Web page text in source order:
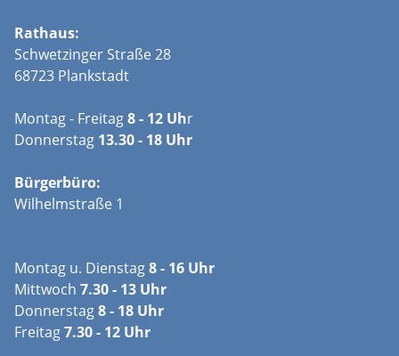
Rathaus:
Schwetzinger Straße 28
68723 Plankstadt
Montag - Freitag8 - 12 Uhr
Donnerstag 13.30 - 18 Uhr
Bürgerbüro:
Wilhelmstraße 1
Montag u. Dienstag8 - 16 Uhr
Mittwoch 7.30 - 13 Uhr
Donnerstag8 - 18 Uhr
Freitag7.30 - 12 Uhr